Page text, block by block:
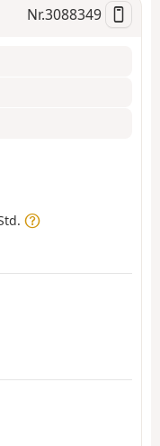
Nr.3088349